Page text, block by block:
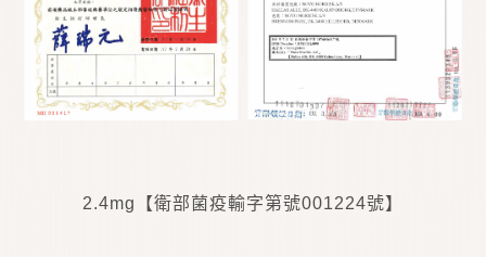
2.4mg 【衛部菌疫輸字第號001224號】